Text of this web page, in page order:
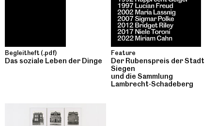
Begleitheft (.pdf)
Das soziale Leben der Dinge
Feature
Der Rubenspreis der Stadt
Siegen
und die Sammlung
Lambrecht-Schadeberg